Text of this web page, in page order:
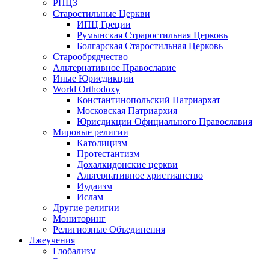
РПЦЗ
Старостильные Церкви
ИПЦ Греции
Румынская Страростильная Церковь
Болгарская Старостильная Церковь
Старообрядчество
Альтернативное Православие
Иные Юрисдикции
World Orthodoxy
Константинопольский Патриархат
Московская Патриархия
Юрисдикции Официального Православия
Мировые религии
Католицизм
Протестантизм
Дохалкидонские церкви
Альтернативное христианство
Иудаизм
Ислам
Другие религии
Мониторинг
Религиозные Объединения
Лжеучения
Глобализм